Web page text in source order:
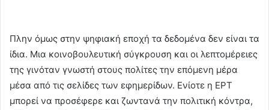
Πλην όμως στην ψηφιακή εποχή τα δεδομένα δεν είναι τα
ίδια. Μια κοινοβουλευτική σύγκρουση και οι λεπτομέρειες
της γινόταν γνωστή στους πολίτες την επόμενη μέρα
μέσα από τις σελίδες των εφημερίδων. Ενίοτε η ΕΡΤ
μπορεί να προσέφερε και ζωντανά την πολιτική κόντρα,